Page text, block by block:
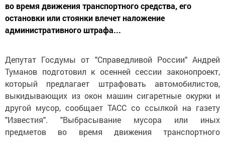
во время движения транспортного средства, его
остановки или стоянки влечет наложение
административного штрафа...
Депутат Госдумы от "Справедливой России" Андрей
Туманов подготовил к осенней сессии законопроект,
который предлагает штрафовать автомобилистов,
выкидывающих из окон машин сигаретные окурки и
другой мусор, сообщает ТАСС со ссылкой на газету
"Известия". "Выбрасывание мусора или иных
предметов во время движения транспортного